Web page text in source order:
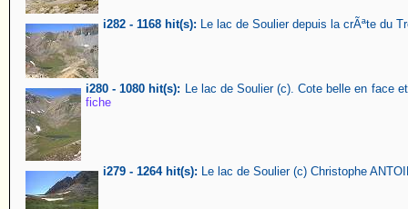
i282 - 1168 hit(s): Le lac de Soulier depuis la crÃªte du
i280 - 1080 hit(s): Le lac de Soulier (c). Cote belle en face
fiche
i279 - 1264 hit(s): Le lac de Soulier (c) Christophe